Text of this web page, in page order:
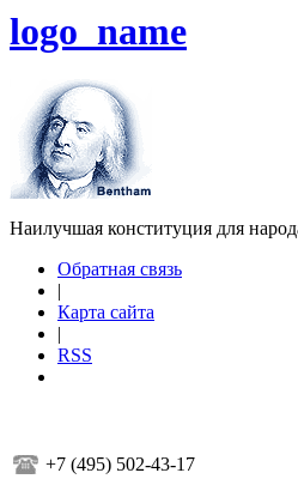
logo_name
Наилучшая конституция для
Обратная связь
|
Карта сайта
|
RSS
+7 (495) 502-43-17